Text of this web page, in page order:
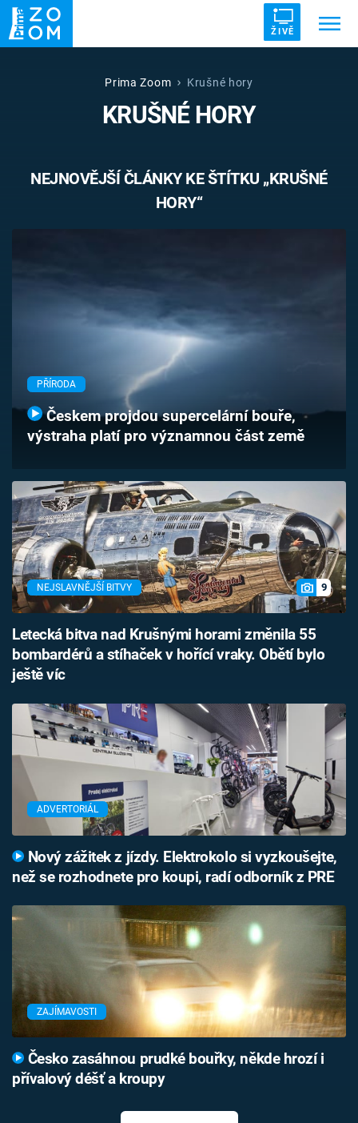
ŽIVĚ
UFO DRUHÁ SVĚTOVÁ VÁLKA
VETŘELCI DÁVNOVĚKU
Pořady
Časopis
Sledujte prima+
Sledujte nás
Prima Zoom Krušné hory
KRUŠNÉ HORY
NEJNOVĚJŠÍ ČLÁNKY KE ŠTÍTKU „KRUŠNÉ
HORY“
PŘÍRODA
Českem projdou supercelární bouře,
výstraha platí pro významnou část země
NEJSLAVNĚJŠÍ BITVY 9
Letecká bitva nad Krušnými horami změnila 55
bombardérů a stíhaček v hořící vraky. Obětí bylo
ještě víc
ADVERTORIÁL
Nový zážitek z jízdy. Elektrokolo si vyzkoušejte,
než se rozhodnete pro koupi, radí odborník z PRE
ZAJÍMAVOSTI
Česko zasáhnou prudké bouřky, někde hrozí i
přívalový déšť a kroupy